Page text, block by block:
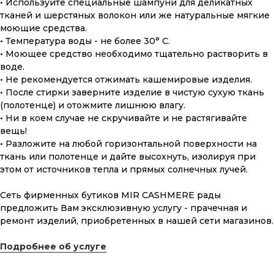
• Используйте специальные шампуни для деликатных
тканей и шерстяных волокон или же натуральные мягкие
моющие средства.
• Температура воды - не более 30° С.
• Моющее средство необходимо тщательно растворить в
воде.
• Не рекомендуется отжимать кашемировые изделия.
• После стирки заверните изделие в чистую сухую ткань
(полотенце) и отожмите лишнюю влагу.
• Ни в коем случае не скручивайте и не растягивайте
вещь!
• Разложите на любой горизонтальной поверхности на
ткань или полотенце и дайте высохнуть, изолируя при
этом от источников тепла и прямых солнечных лучей.
Сеть фирменных бутиков MIR CASHMERE рады
предложить Вам эксклюзивную услугу - прачечная и
ремонт изделий, приобретенных в нашей сети магазинов.
Подробнее об услуге
Что может быть лучше подарка,
сделанного с любовью, теплом
и рассчитанного на долгие годы?
Скидка 10% за подписку
Новинки, акции, подарки
и модный журнал — всё это
в нашем телеграмм канале: